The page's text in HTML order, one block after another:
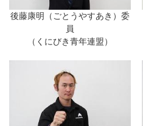
後藤康明（ごとうやすあき）委
員
（くにびき青年連盟）